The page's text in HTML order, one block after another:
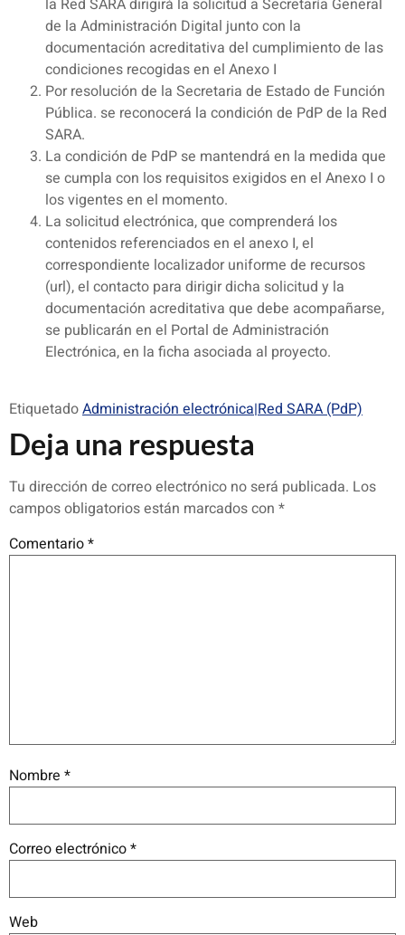
la Red SARA dirigirá la solicitud a Secretaría General
de la Administración Digital junto con la
documentación acreditativa del cumplimiento de las
condiciones recogidas en el Anexo I
Por resolución de la Secretaria de Estado de Función
Pública. se reconocerá la condición de PdP de la Red
SARA.
La condición de PdP se mantendrá en la medida que
se cumpla con los requisitos exigidos en el Anexo I o
los vigentes en el momento.
La solicitud electrónica, que comprenderá los
contenidos referenciados en el anexo I, el
correspondiente localizador uniforme de recursos
(url), el contacto para dirigir dicha solicitud y la
documentación acreditativa que debe acompañarse,
se publicarán en el Portal de Administración
Electrónica, en la ficha asociada al proyecto.
EtiquetadoAdministración electrónica|Red SARA (PdP)
Deja una respuesta
Tu dirección de correo electrónico no será publicada. Los
campos obligatorios están marcados con *
Comentario*
Nombre *
Correo electrónico*
Web